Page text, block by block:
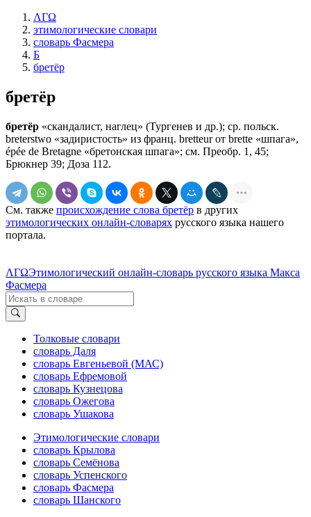
ΛΓΩ
этимологические словари
словарь Фасмера
Б
бретёр
бретёр
бретёр «скандалист, наглец» (Тургенев и др.); ср. польск.
breterstwo «задиристость» из франц. bretteur от brette «шпага»,
épée de Bretagne «бретонская шпага»; см. Преобр. 1, 45;
Брюкнер 39; Доза 112.
См. также происхождение слова бретёр в других
этимологических онлайн-словарях русского языка нашего
портала.
ΛΓΩЭтимологический онлайн-словарь русского языка Макса
Фасмера
Толковые словари
словарь Даля
словарь Евгеньевой (МАС)
словарь Ефремовой
словарь Кузнецова
словарь Ожегова
словарь Ушакова
Этимологические словари
словарь Крылова
словарь Семёнова
словарь Успенского
словарь Фасмера
словарь Шанского